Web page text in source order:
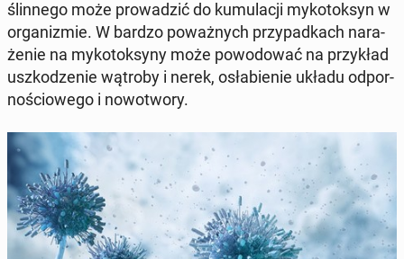
ślin­ne­go może pro­wa­dzić do ku­mu­la­cji my­ko­tok­syn w
or­ga­ni­zmie. W bardzo po­waż­nych przy­pad­kach na­ra­
że­nie na my­ko­tok­sy­ny może po­wo­do­wać na przy­kład
uszko­dze­nie wątroby i nerek, osła­bie­nie układu od­por­
no­ścio­we­go i no­wo­two­ry.